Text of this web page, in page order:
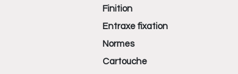
Finition
Entraxe fixation
Normes
Cartouche